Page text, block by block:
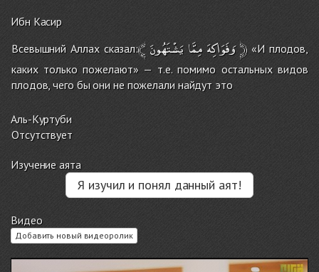
Ибн Касир
Всевышний Аллах сказал:﴾ وَفَوَاكِهَمِمَّا يَشْتَهُونَ ﴿«И плодов,
каких только пожелают» — т.е. помимо остальных видов
плодов, чего бы они не пожелали найдут это
Аль-Куртуби
Отсутствует
Изучение аята
Я изучил и понял данный аят!
Видео
Добавить новый видеоролик